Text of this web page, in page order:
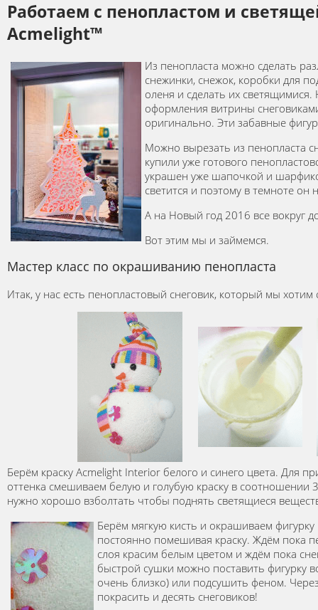
Работаем с пенопластом и
Acmelight™
Из пенопласта можно сделать
снежинки, снежок, коробки для
оленя и сделать их
оформления витрины
оригинально. Эти забавные
Можно вырезать из пенопласта
купили уже готового
украшен уже шапочкой и
светится и поэтому в темноте он
А на Новый год 2016 все вокруг
Вот этим мы и займемся.
Мастер класс по окрашиванию пенопласта
Итак, у нас есть пенопластовый снеговик, который мы хотим
Берём краску Acmelight Interior белого и синего цвета. Для
оттенка смешиваем белую и голубую краску в соотношении
нужно хорошо взболтать чтобы поднять светящиеся
Берём мягкую кисть и окрашиваем
постоянно помешивая краску. Ждём пока
слоя красим белым цветом и ждём пока
быстрой сушки можно поставить фигурку
очень близко) или подсушить феном.
покрасить и десять снеговиков!